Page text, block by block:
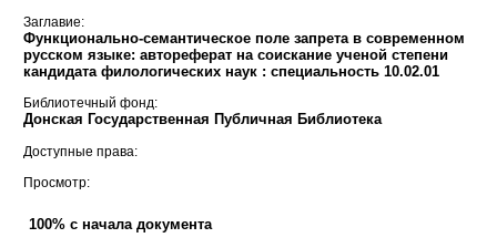
Заглавие:
Функционально-семантическое поле запрета в современном
русском языке: автореферат на соискание ученой степени
кандидата филологических наук : специальность 10.02.01
Библиотечный фонд:
Донская Государственная Публичная Библиотека
Доступные права:
Просмотр:
100% с начала документа